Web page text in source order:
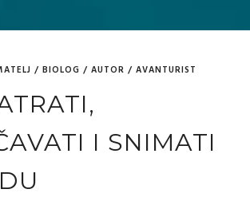
/ BIOLOG / AUTOR / AVANTURIST
I SNIMATI